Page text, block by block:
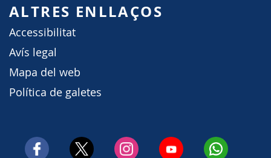
ALTRES ENLLAÇOS
Accessibilitat
Avís legal
Mapa del web
Política de galetes